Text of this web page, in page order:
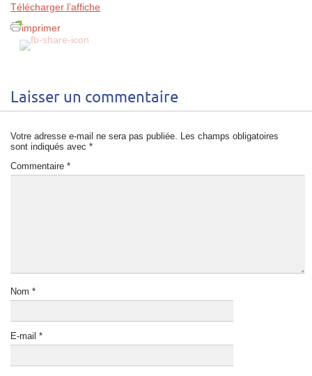
Télécharger l’affiche
imprimer
Laisser un commentaire
Votre adresse e-mail ne sera pas publiée. Les champs obligatoires
sont indiqués avec *
Commentaire *
Nom *
E-mail *